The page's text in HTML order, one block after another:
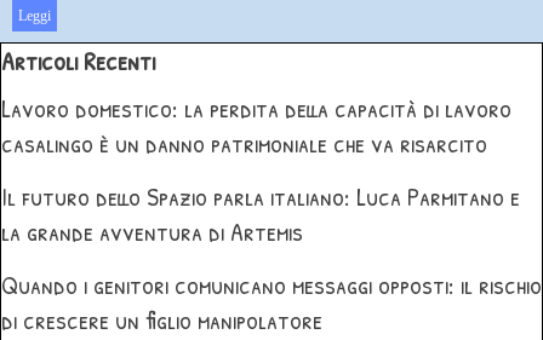
Leggi
Salta blocco Articoli Recenti
Articoli Recenti
Lavoro domestico: la perdita della capacità di lavoro
casalingo è un danno patrimoniale che va risarcito
Il futuro dello Spazio parla italiano: Luca Parmitano e
la grande avventura di Artemis
Quando i genitori comunicano messaggi opposti: il rischio
di crescere un figlio manipolatore